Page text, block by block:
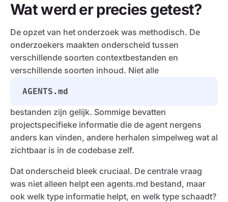
Wat werd er precies getest?
De opzet van het onderzoek was methodisch. De
onderzoekers maakten onderscheid tussen
verschillende soorten contextbestanden en
verschillende soorten inhoud. Niet alle
AGENTS.md
bestanden zijn gelijk. Sommige bevatten
projectspecifieke informatie die de agent nergens
anders kan vinden, andere herhalen simpelweg wat al
zichtbaar is in de codebase zelf.
Dat onderscheid bleek cruciaal. De centrale vraag
was niet alleen helpt een agents.md bestand, maar
ook welk type informatie helpt, en welk type schaadt?